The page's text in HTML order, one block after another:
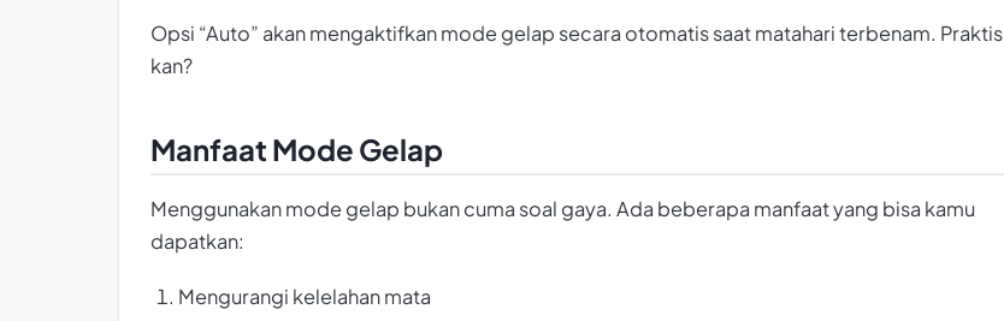
Opsi “Auto” akan mengaktifkan mode gelap secara otomatis saat matahari terbenam. Praktis
kan?
Manfaat Mode Gelap
Menggunakan mode gelap bukan cuma soal gaya. Ada beberapa manfaat yang bisa kamu
dapatkan:
Mengurangi kelelahan mata